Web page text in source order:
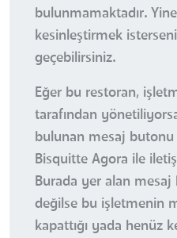
bulunmamaktadır.
kesinleştirmek
geçebilirsiniz.
Eğer bu restoran,
tarafından
bulunan mesaj
Bisquitte Agora ile
Burada yer alan
değilse bu işletmenin
kapattığı yada henüz